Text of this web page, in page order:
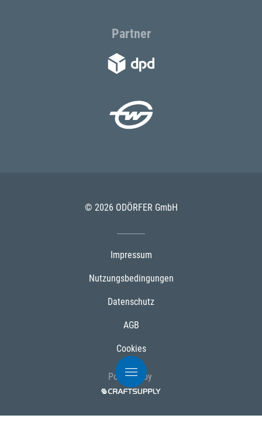
Partner
© 2026 ODÖRFER GmbH
Impressum
Nutzungsbedingungen
Datenschutz
AGB
Cookies
Powered by